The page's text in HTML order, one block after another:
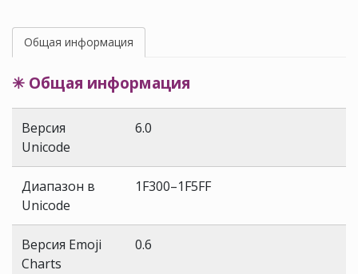
Общая информация
✳ Общая информация
Версия
Unicode
6.0
Диапазон в
Unicode
1F300–1F5FF
Версия Emoji
Charts
0.6